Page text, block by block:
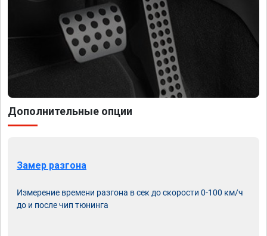
Дополнительные опции
Замер разгона
Измерение времени разгона в сек до скорости 0-100 км/ч
до и после чип тюнинга